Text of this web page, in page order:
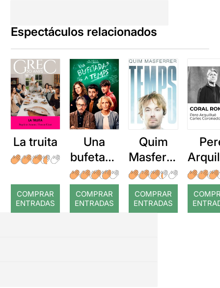
Espectáculos relacionados
La truita
COMPRAR
ENTRADAS
Una
bufetada
a temps
COMPRAR
ENTRADAS
Quim
Masferre
r: Temps
COMPRAR
ENTRADAS
: